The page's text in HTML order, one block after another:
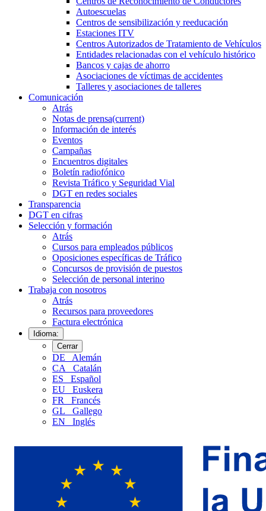
Autoescuelas
Centros de sensibilización y reeducación
Estaciones ITV
Centros Autorizados de Tratamiento de Vehículos
Entidades relacionadas con el vehículo histórico
Bancos y cajas de ahorro
Asociaciones de víctimas de accidentes
Talleres y asociaciones de talleres
Comunicación
Atrás
Notas de prensa(current)
Información de interés
Eventos
Campañas
Encuentros digitales
Boletín radiofónico
Revista Tráfico y Seguridad Vial
DGT en redes sociales
Transparencia
DGT en cifras
Selección y formación
Atrás
Cursos para empleados públicos
Oposiciones específicas de Tráfico
Concursos de provisión de puestos
Selección de personal interino
Trabaja con nosotros
Atrás
Recursos para proveedores
Factura electrónica
Idioma:
Cerrar
DE
Alemán
CA
Catalán
ES
Español
EU
Euskera
FR
Francés
GL
Gallego
EN
Inglés